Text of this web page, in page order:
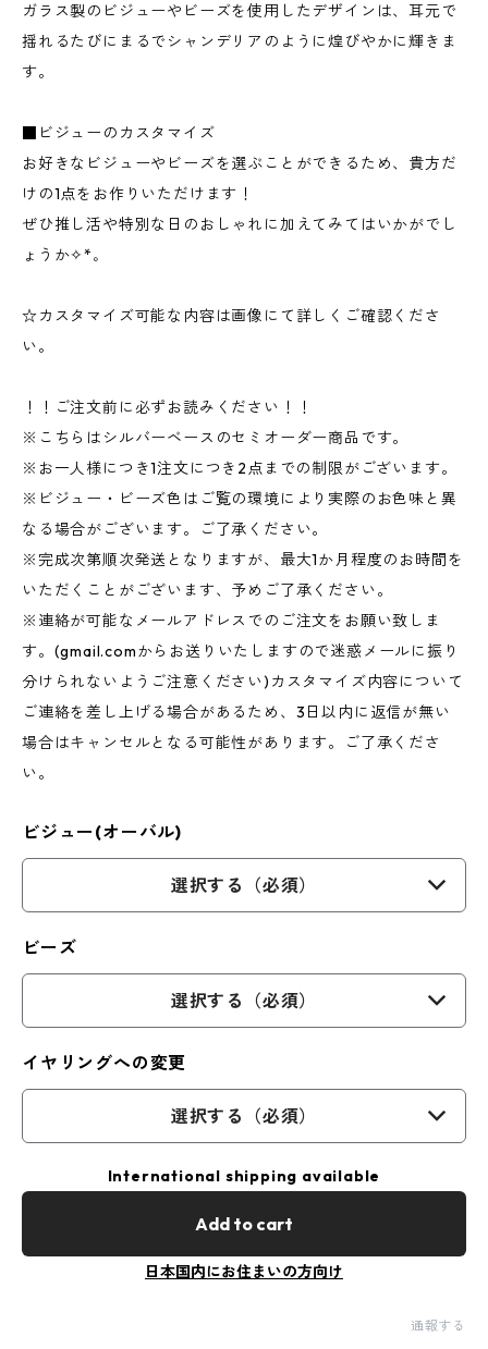
ガラス製のビジューやビーズを使用したデザインは、耳元で
揺れるたびにまるでシャンデリアのように煌びやかに輝きま
す。
■ビジューのカスタマイズ
お好きなビジューやビーズを選ぶことができるため、貴方だ
けの1点をお作りいただけます！
ぜひ推し活や特別な日のおしゃれに加えてみてはいかがでし
ょうか✧*｡
☆カスタマイズ可能な内容は画像にて詳しくご確認くださ
い。
！！ご注文前に必ずお読みください！！
※こちらはシルバーベースのセミオーダー商品です。
※お一人様につき1注文につき2点までの制限がございます。
※ビジュー・ビーズ色はご覧の環境により実際のお色味と異
なる場合がございます。ご了承ください。
※完成次第順次発送となりますが、最大1か月程度のお時間を
いただくことがございます、予めご了承ください。
※連絡が可能なメールアドレスでのご注文をお願い致しま
す。(gmail.comからお送りいたしますので迷惑メールに振り
分けられないようご注意ください)カスタマイズ内容について
ご連絡を差し上げる場合があるため、3日以内に返信が無い
場合はキャンセルとなる可能性があります。ご了承くださ
い。
ビジュー(オーバル)
選択する（必須）
ビーズ
選択する（必須）
イヤリングへの変更
選択する（必須）
International shipping available
Add to cart
日本国内にお住まいの方向け
通報する